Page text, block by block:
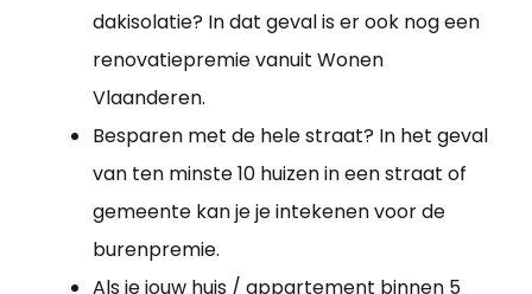
dakisolatie? In dat geval is er ook nog een
renovatiepremie vanuit Wonen
Vlaanderen.
Besparen met de hele straat? In het geval
van ten minste 10 huizen in een straat of
gemeente kan je je intekenen voor de
burenpremie.
Als je jouw huis / appartement binnen 5